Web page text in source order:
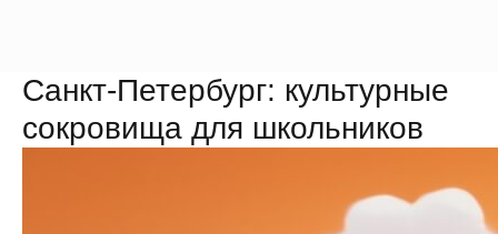
Санкт-Петербург: культурные
сокровища для школьников